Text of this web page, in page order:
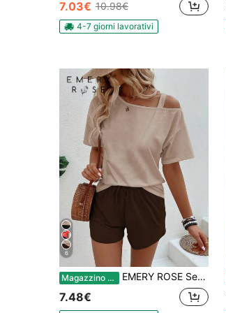
7.03€ 10.98€
4-7 giorni lavorativi
6
Magazzino EU EMERY ROSE Set da 2 pezzi composto da top con spalla obliqua e pantaloncini a contrasto di colore, adatto per la primavera/estate, casual e versatile
7.48€